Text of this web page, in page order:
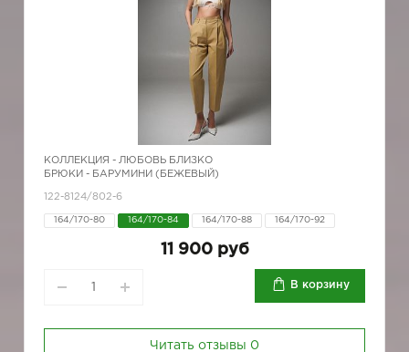
КОЛЛЕКЦИЯ - ЛЮБОВЬ БЛИЗКО
БРЮКИ - БАРУМИНИ (БЕЖЕВЫЙ)
122-8124/802-6
164/170-80 164/170-84 164/170-88 164/170-92
11 900 руб
В корзину
Читать отзывы 0